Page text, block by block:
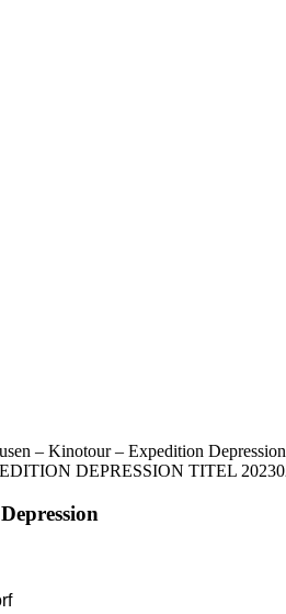
– Kinotour – Expedition Depression